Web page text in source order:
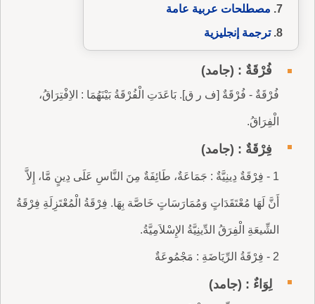
مصطلحات عربية عامة
ترجمة إنجليزية
فُرْقَةٌ : (جامد)
فُرْقَةٌ - فُرْقَةٌ [ف ر ق]. بَاعَدَتِ الْفُرْقَةُ بَيْنَهُمَا : الاِفْتِرَاقُ،
الْفِرَاقُ.
فِرْقَةٌ : (جامد)
1 - فِرْقَةٌ دِينِيَّةٌ : جَمَاعَةٌ، طَائِفَةٌ مِنَ النَّاسِ عَلَى دِينٍ مَّا، إِلاَّ
أَنَّ لَهَا مُعْتَقَدَاتٍ وَمُمَارَسَاتٍ خَاصَّة بِهَا. فِرْقَةُ الْمُعْتَزِلَةِ فِرْقَةُ
الشِّيعَةِ الْفِرَقُ الدِّينِيَّةُ الإِسْلاَمِيَّةُ.
2 - فِرْقَةُ الرِّيَاضَةِ : مَجْمُوعَةٌ
لِوَاءٌ : (جامد)